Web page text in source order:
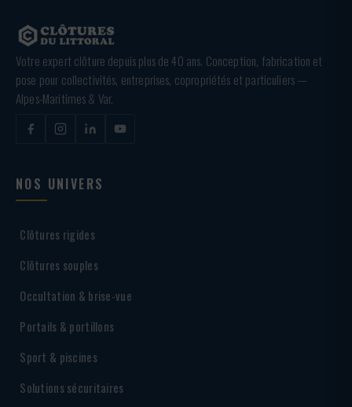
Votre expert clôture depuis plus de 40 ans. Conception, fabrication et
pose pour collectivités, entreprises, copropriétés et particuliers —
Alpes-Maritimes & Var.
NOS UNIVERS
Clôtures rigides
Clôtures souples
Occultation & brise-vue
Portails & portillons
Sport & piscines
Solutions sécuritaires